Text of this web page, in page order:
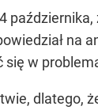
na
w
dlatego,